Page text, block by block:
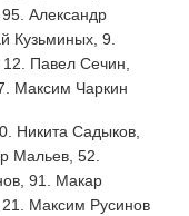
Александр
Кузьминых, 9.
Павел Сечин,
Максим Чаркин
Никита Садыков,
Мальев, 52.
91. Макар
Максим Русинов